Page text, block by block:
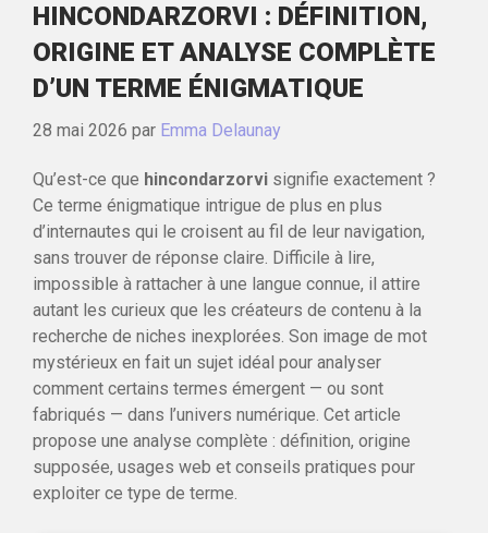
HINCONDARZORVI : DÉFINITION,
ORIGINE ET ANALYSE COMPLÈTE
D’UN TERME ÉNIGMATIQUE
28 mai 2026 par Emma Delaunay
Qu’est-ce que hincondarzorvi signifie exactement ?
Ce terme énigmatique intrigue de plus en plus
d’internautes qui le croisent au fil de leur navigation,
sans trouver de réponse claire. Difficile à lire,
impossible à rattacher à une langue connue, il attire
autant les curieux que les créateurs de contenu à la
recherche de niches inexplorées. Son image de mot
mystérieux en fait un sujet idéal pour analyser
comment certains termes émergent — ou sont
fabriqués — dans l’univers numérique. Cet article
propose une analyse complète : définition, origine
supposée, usages web et conseils pratiques pour
exploiter ce type de terme.